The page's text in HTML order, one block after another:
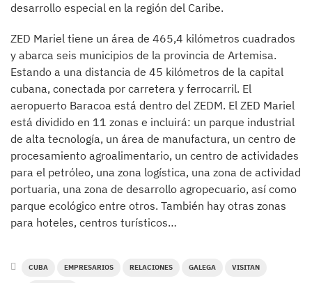
desarrollo especial en la región del Caribe.
ZED Mariel tiene un área de 465,4 kilómetros cuadrados
y abarca seis municipios de la provincia de Artemisa.
Estando a una distancia de 45 kilómetros de la capital
cubana, conectada por carretera y ferrocarril. El
aeropuerto Baracoa está dentro del ZEDM. El ZED Mariel
está dividido en 11 zonas e incluirá: un parque industrial
de alta tecnología, un área de manufactura, un centro de
procesamiento agroalimentario, un centro de actividades
para el petróleo, una zona logística, una zona de actividad
portuaria, una zona de desarrollo agropecuario, así como
parque ecológico entre otros. También hay otras zonas
para hoteles, centros turísticos…
CUBA EMPRESARIOS RELACIONES GALEGA VISITAN